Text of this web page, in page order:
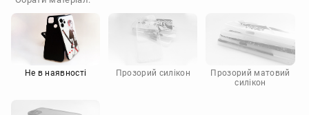
Doogee
Infinix
Sony
Motorola
Не в наявності Прозорий силікон
Прозорий матовий
силікон